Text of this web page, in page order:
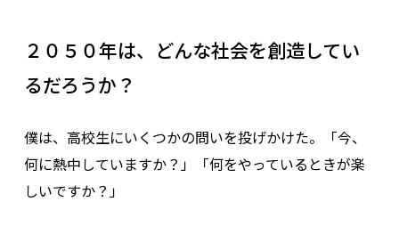
２０５０年は、どんな社会を創造してい
るだろうか？
僕は、高校生にいくつかの問いを投げかけた。「今、
何に熱中していますか？」「何をやっているときが楽
しいですか？」